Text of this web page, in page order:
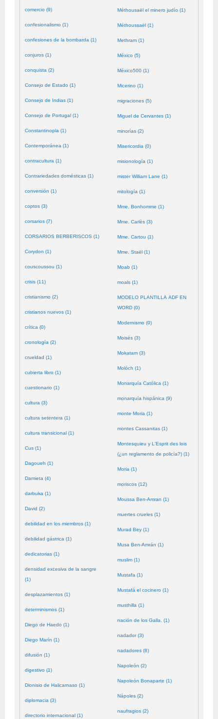
comercio (9)
confesionalismo (1)
confesiones de la bombarda (1)
conjuros (1)
conquista (2)
Consejo de Estado (1)
Consejo de Indias (1)
Consejo de Portugal (1)
Constantinopla (1)
Contemporánea (1)
contracultura (1)
Contrariedades domésticas (1)
conversión (1)
coptos (3)
corsarios (7)
CORSARIOS BERBERISCOS (1)
Corydon (1)
couscoussou (1)
crisis (11)
cristianismo (2)
cristianos nuevos (1)
crítica (0)
cronología (2)
crueldad (1)
cubierta libro (1)
cuestionario (1)
cultura (3)
cultura setentera (1)
cultura transicional (1)
Cus (1)
Dagoueh (1)
Damieta (4)
darbuka (1)
David (2)
debilidad en los miembros (1)
debilidad gástrica (1)
dedicatorias (1)
densidad excesiva de la sangre
(1)
desplazamientos (1)
determinismos (1)
Diego de Haedo (1)
Diego Marín (1)
difusión (1)
digestivo (1)
Dionisio de Halicarnaso (1)
diplomacia (3)
directorio internacional (1)
Méthousaël el minero judío (1)
Méthoussaël (1)
Methram (1)
México (5)
México500 (1)
Micerino (1)
migraciones (5)
Miguel de Cervantes (1)
minorías (2)
Misericordia (0)
misionología (1)
mister William Lane (1)
mitología (1)
Mme. Bonhomme (1)
Mme. Carlès (3)
Mme. Cartou (1)
Mme. Staël (1)
Moab (1)
moals (1)
MODELO PLANTILLA ADF EN
WORD (0)
Modernismo (0)
Moisés (3)
Mokatam (3)
Molóch (1)
Monarquía Católica (1)
monarquía hispánica (9)
monte Moria (1)
montes Cassanitas (1)
Montesquieu y L'Esprit des lois
(¿un reglamento de policía?) (1)
Moria (1)
moriscos (12)
Moussa Ben-Amran (1)
muertes crueles (1)
Murad Bey (1)
Musa Ben-Amrán (1)
muslim (1)
Mustafa (1)
Mustafá el cocinero (1)
musthilla (1)
nación de los Galla. (1)
nadador (3)
nadadores (8)
Napoleón (2)
Napoleón Bonaparte (1)
Nápoles (2)
naufragios (2)